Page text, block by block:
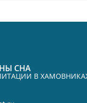
СНА
В